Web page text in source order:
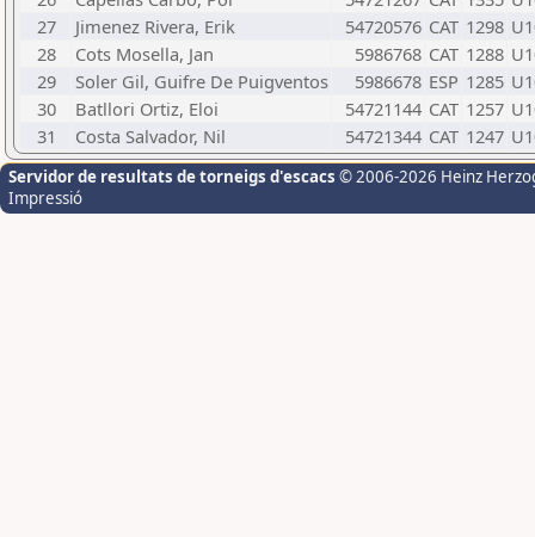
27
Jimenez Rivera, Erik 54720576 CAT 1298
28
Cots Mosella, Jan 5986768 CAT 1288
29
Soler Gil, Guifre De Puigventos 5986678 ESP 1285
30
Batllori Ortiz, Eloi 54721144 CAT 1257
31
Costa Salvador, Nil 54721344 CAT 1247
Servidor de resultats de torneigs d'escacs © 2006-2026 Heinz
Impressió